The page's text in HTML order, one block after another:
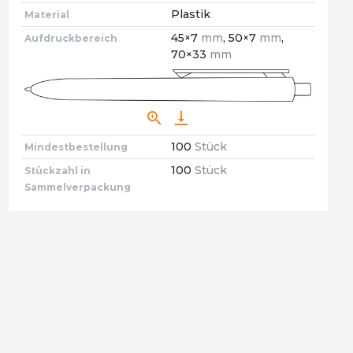
Material Plastik
Aufdruckbereich 45×7 mm, 50×7 mm,
70×33 mm
zoom_in vertical_align_bottom
Mindestbestellung 100Stück
Stückzahl in
Sammelverpackung
100Stück